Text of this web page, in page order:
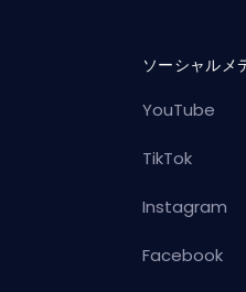
ソーシャルメ
YouTube
TikTok
Instagram
Facebook